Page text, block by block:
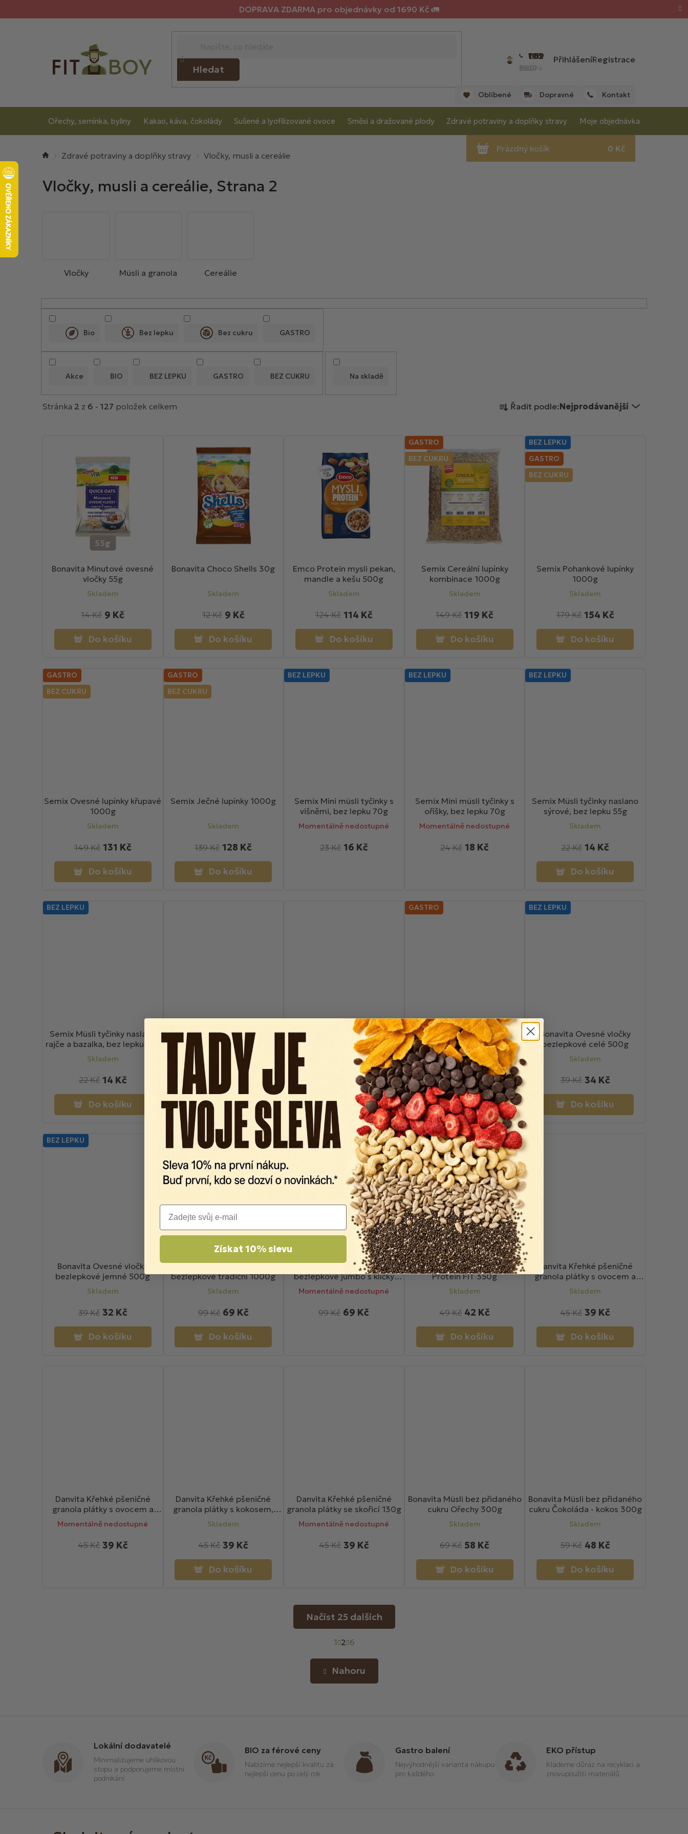
DOPRAVA ZDARMA pro objednávky od 1690 Kč 🚛
Hledat
702 059 198
(Po - Pá 7:00 - 15:30 hod.)
PřihlášeníRegistrace
Oblíbené Dopravné Kontakt
Ořechy, semínka, byliny Kakao, káva, čokolády Sušené a lyofilizované ovoce Směsi a dražované plody Zdravé potraviny a doplňky stravy Moje objednávka
Domů Zdravé potraviny a doplňky stravy Vločky, musli a cereálie
Vločky, musli a cereálie, Strana 2
Vločky Müsli a granola Cereálie
Stránka 2 z 6 - 127 položek celkem
a
n
r
u
k
ů
Řadit podle:Nejprodávanější
Na skladě
Akce BIO BEZ LEPKU GASTRO BEZ CUKRU
Bio Bez lepku Bez cukru GASTRO
V
i
o
d
55g
Bonavita Minutové ovesné
vločky 55g
Skladem
9 Kč
14 Kč
Do košíku
Bonavita Choco Shells 30g
Skladem
9 Kč
12 Kč
Do košíku
Emco Protein mysli pekan,
mandle a kešu 500g
Skladem
114 Kč
124 Kč
Do košíku
GASTRO
BEZ CUKRU
Semix Cereální lupínky
kombinace 1000g
Skladem
119 Kč
149 Kč
Do košíku
BEZ LEPKU
GASTRO
BEZ CUKRU
Semix Pohankové lupínky
1000g
Skladem
154 Kč
179 Kč
Do košíku
GASTRO
BEZ CUKRU
Semix Ovesné lupínky křupavé
1000g
Skladem
131 Kč
149 Kč
Do košíku
GASTRO
BEZ CUKRU
Semix Ječné lupínky 1000g
Skladem
128 Kč
139 Kč
Do košíku
BEZ LEPKU
Semix Mini müsli tyčinky s
višněmi, bez lepku 70g
Momentálně nedostupné
16 Kč
23 Kč
BEZ LEPKU
Semix Mini müsli tyčinky s
oříšky, bez lepku 70g
Momentálně nedostupné
18 Kč
24 Kč
BEZ LEPKU
Semix Müsli tyčinky naslano
sýrové, bez lepku 55g
Skladem
14 Kč
22 Kč
Do košíku
BEZ LEPKU
Semix Müsli tyčinky naslano
rajče a bazalka, bez lepku 55g
Skladem
14 Kč
22 Kč
Do košíku
Semix Müsli srdíčka s
čokoládou 50g
Skladem
17 Kč
Do košíku
Bonavita Křupavé mini kuličky
Protein FIT 350g
Skladem
119 Kč
Do košíku
GASTRO
Bonavita Corn flakes Gastro
1000g
Skladem
79 Kč
99 Kč
Do košíku
BEZ LEPKU
Bonavita Ovesné vločky
bezlepkové celé 500g
Skladem
34 Kč
39 Kč
Do košíku
BEZ LEPKU
Bonavita Ovesné vločky
bezlepkové jemné 500g
Skladem
32 Kč
39 Kč
Do košíku
BEZ LEPKU
FITBOY Ovesné vločky
bezlepkové tradiční 1000g
Skladem
69 Kč
99 Kč
Do košíku
BEZ LEPKU
FITBOY Ovesné vločky
bezlepkové jumbo s klíčky
1000g
Momentálně nedostupné
69 Kč
99 Kč
Bonavita Ovesné vločky
Protein FIT 350g
Skladem
42 Kč
49 Kč
Do košíku
Danvita Křehké pšeničné
granola plátky s ovocem a
čokoládou 130g
Skladem
39 Kč
45 Kč
Do košíku
Danvita Křehké pšeničné
granola plátky s ovocem a
medem 130g
Momentálně nedostupné
39 Kč
45 Kč
Danvita Křehké pšeničné
granola plátky s kokosem,
brusinkami a chia semínky
130g
Skladem
39 Kč
45 Kč
Do košíku
Danvita Křehké pšeničné
granola plátky se skořicí 130g
Momentálně nedostupné
39 Kč
45 Kč
Bonavita Müsli bez přidaného
cukru Ořechy 300g
Skladem
58 Kč
69 Kč
Do košíku
Bonavita Müsli bez přidaného
cukru Čokoláda - kokos 300g
Skladem
48 Kč
59 Kč
Do košíku
O
v
l
á
Načíst 25 dalších
t
á
n
k
1 2 6
Nahoru
Lokální dodavatelé
Minimalizujeme uhlíkovou
stopu a podporujeme místní
podnikání
BIO za férové ceny
Nabízíme nejlepší kvalitu za
nejlepší cenu po celý rok
Gastro balení
Nejvýhodnější varianta nákupu
pro každého
EKO přístup
Klademe důraz na recyklaci a
znovupoužití materiálů
Email
Získat 10% slevu